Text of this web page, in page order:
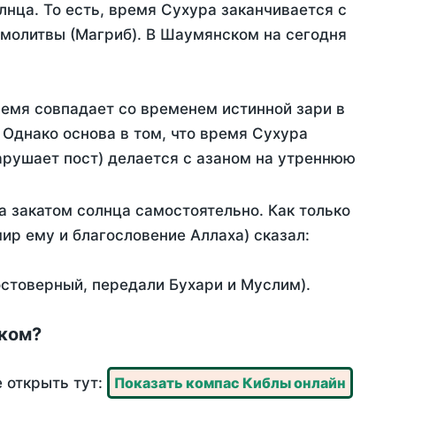
То есть, время Сухура заканчивается с
(Магриб). В Шаумянском на сегодня
совпадает со временем истинной зари в
основа в том, что время Сухура
пост) делается с азаном на утреннюю
солнца самостоятельно. Как только
ему и благословение Аллаха) сказал:
передали Бухари и Муслим).
тут: Показать компас Киблы онлайн